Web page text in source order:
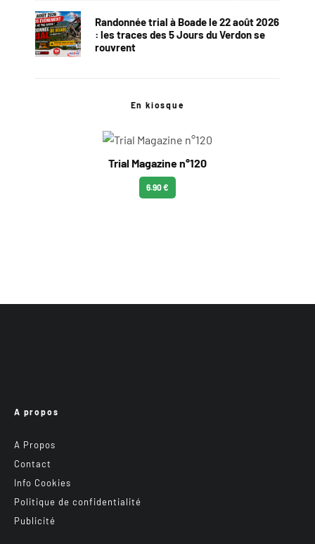
Randonnée trial à Boade le 22 août 2026
: les traces des 5 Jours du Verdon se
rouvrent
En kiosque
Trial Magazine n°120
6.90 €
A propos
A Propos
Contact
Info Cookies
Politique de confidentialité
Publicité